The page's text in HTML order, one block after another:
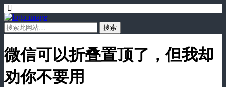
微信可以折叠置顶了，但我却
劝你不要用